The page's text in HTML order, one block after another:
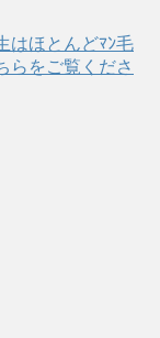
はほとんどﾏﾝ毛
らをご覧くださ